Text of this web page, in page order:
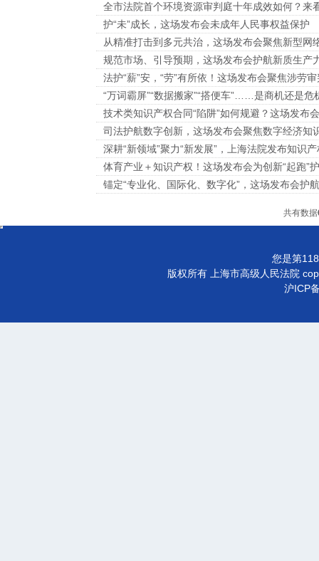
全市法院首个环境资源审判庭十年成效如何？
护“未”成长，这场发布会未成年人民事权益保护
从精准打击到多元共治，这场发布会聚焦新型网
规范市场、引导预期，这场发布会护航新质生产
法护“薪”安，“劳”有所依！这场发布会聚焦涉劳
“万词霸屏”“数据搬家”“搭便车”……是商机还是
技术类知识产权合同“陷阱”如何规避？这场发布
司法护航数字创新，这场发布会聚焦数字经济知
深耕“新领域”聚力“新发展”，上海法院发布知识
体育产业＋知识产权！这场发布会为创新“起跑”
锚定“专业化、国际化、数字化”，这场发布会护
共有数据
您是第
版权所有 上海市高级人民法院
沪ICP